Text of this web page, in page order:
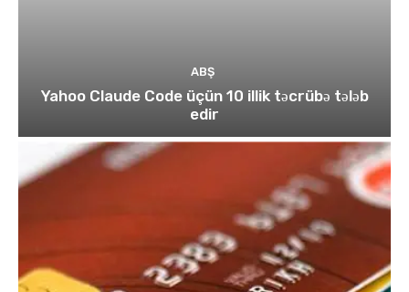
ABŞ
Yahoo Claude Code üçün 10 illik təcrübə tələb
edir